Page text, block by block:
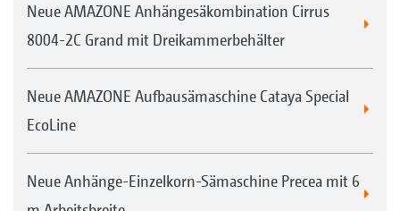
Neue AMAZONE Anhängesäkombination Cirrus
8004-2C Grand mit Dreikammerbehälter
Neue AMAZONE Aufbausämaschine Cataya Special
EcoLine
Neue Anhänge-Einzelkorn-Sämaschine Precea mit 6